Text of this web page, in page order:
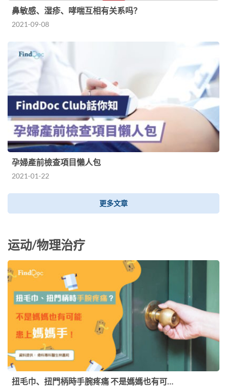
鼻敏感、湿疹、哮喘互相有关系吗？
2021-09-08
孕婦產前檢查項目懶人包
2021-01-22
更多文章
运动/物理治疗
扭毛巾、扭門柄時手腕疼痛 不是媽媽也有可…